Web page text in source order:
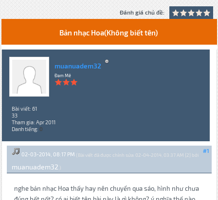
Đánh giá chủ đề:
Bản nhạc Hoa(Không biết tên)
muanuadem32
Đam Mê
Bài viết: 61
33
Tham gia: Apr 2011
Danh tiếng: 0
#1
02-03-2014, 08:17 PM (Bài viết đã được chỉnh sửa: 02-04-2014, 03:37 AM {2} bởi
muanuadem32 .)
nghe bản nhạc Hoa thấy hay nên chuyển qua sáo, hình như chưa